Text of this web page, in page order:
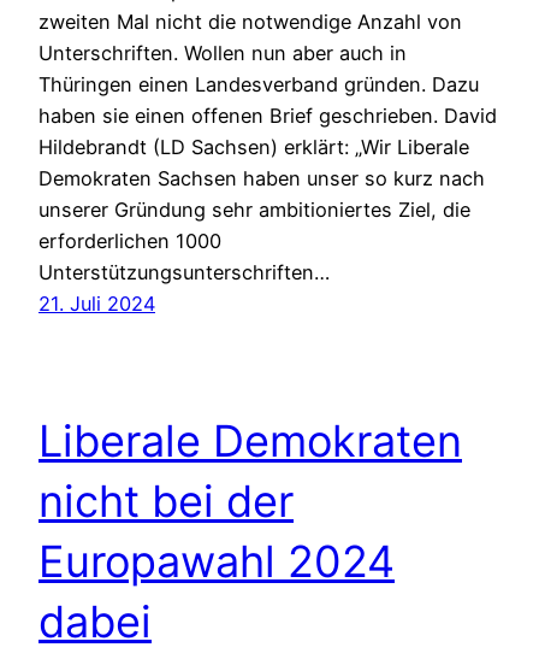
zweiten Mal nicht die notwendige Anzahl von
Unterschriften. Wollen nun aber auch in
Thüringen einen Landesverband gründen. Dazu
haben sie einen offenen Brief geschrieben. David
Hildebrandt (LD Sachsen) erklärt: „Wir Liberale
Demokraten Sachsen haben unser so kurz nach
unserer Gründung sehr ambitioniertes Ziel, die
erforderlichen 1000
Unterstützungsunterschriften…
21. Juli 2024
Liberale Demokraten
nicht bei der
Europawahl 2024
dabei